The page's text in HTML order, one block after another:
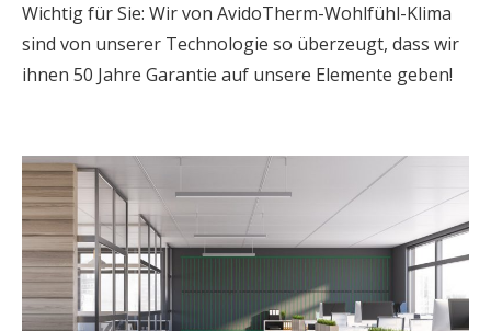
Wichtig für Sie: Wir von AvidoTherm-Wohlfühl-Klima
sind von unserer Technologie so überzeugt, dass wir
ihnen 50 Jahre Garantie auf unsere Elemente geben!